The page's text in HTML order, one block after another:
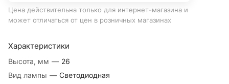
Характеристики
Высота, мм — 26
Вид лампы — Светодиодная
Цена действительна только для интернет-магазина и
может отличаться от цен в розничных магазинах